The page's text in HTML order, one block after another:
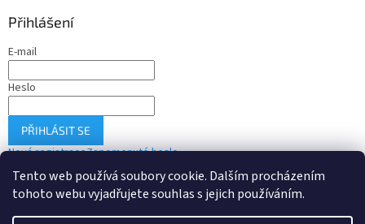
Tento web používá soubory cookie. Dalším procházením
tohoto webu vyjadřujete souhlas s jejich používáním.
Přihlášení
E-mail
Heslo
PŘIHLÁSIT SE
Nová registraceZapomenuté heslo